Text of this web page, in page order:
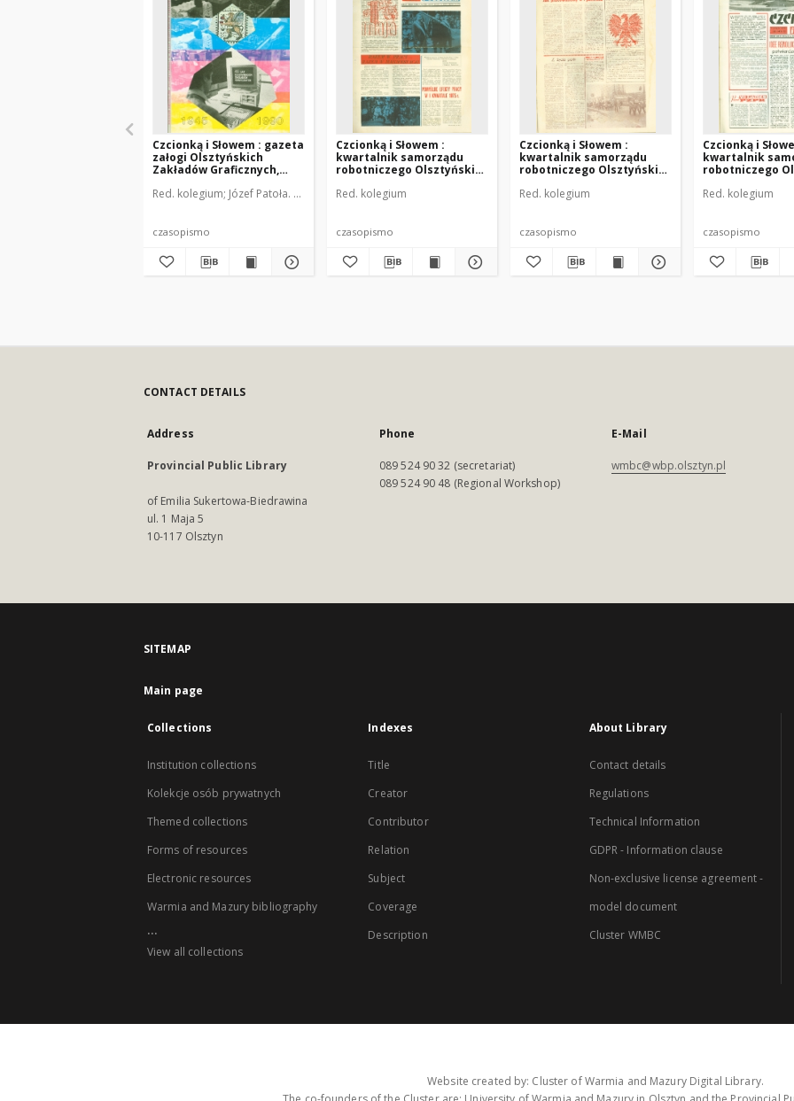
Czcionką i Słowem : gazeta
załogi Olsztyńskich
Zakładów Graficznych,
Red. kolegium Józef Patoła. Oprac.
czasopismo
Czcionką i Słowem :
kwartalnik samorządu
robotniczego Olsztyńskich
Seweryna Pieniężnego w
Red. kolegium
czasopismo
Czcionką i Słowem :
kwartalnik samorządu
robotniczego Olsztyńskich
Seweryna Pieniężnego w
Red. kolegium
czasopismo
Czcionką i
kwartalnik
robotniczego
Seweryna
Red. kolegium
czasopismo
CONTACT DETAILS
Address
Provincial Public Library
of Emilia Sukertowa-Biedrawina
ul. 1 Maja 5
10-117 Olsztyn
Phone
089 524 90 32 (secretariat)
089 524 90 48 (Regional Workshop)
E-Mail
wmbc@wbp.olsztyn.pl
SITEMAP
Main page
Collections
Institution collections
Kolekcje osób prywatnych
Themed collections
Forms of resources
Electronic resources
Warmia and Mazury bibliography
...
View all collections
Indexes
Title
Creator
Contributor
Relation
Subject
Coverage
Description
About Library
Contact details
Regulations
Technical Information
GDPR - Information clause
Non-exclusive license agreement -
model document
Cluster WMBC
Website created by: Cluster of Warmia and Mazury Digital Library.